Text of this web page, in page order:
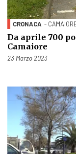
CRONACA -
Da aprile 700
Camaiore
Pubblicato il
23 Marzo 2023